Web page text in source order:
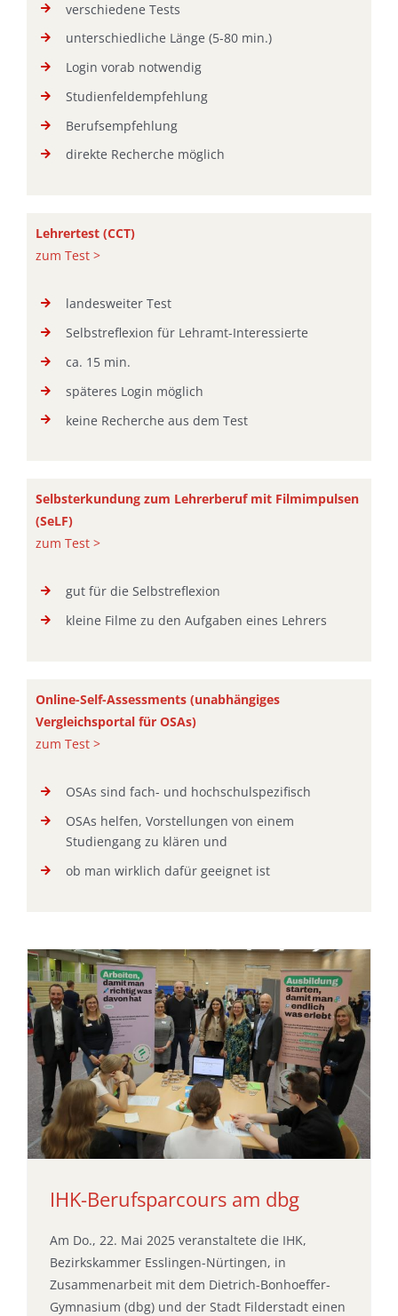
verschiedene Tests
unterschiedliche Länge (5-80 min.)
Login vorab notwendig
Studienfeldempfehlung
Berufsempfehlung
direkte Recherche möglich
Lehrertest (CCT)
zum Test >
landesweiter Test
Selbstreflexion für Lehramt-Interessierte
ca. 15 min.
späteres Login möglich
keine Recherche aus dem Test
Selbsterkundung zum Lehrerberuf mit Filmimpulsen
(SeLF)
zum Test >
gut für die Selbstreflexion
kleine Filme zu den Aufgaben eines Lehrers
Online-Self-Assessments (unabhängiges
Vergleichsportal für OSAs)
zum Test >
OSAs sind fach- und hochschulspezifisch
OSAs helfen, Vorstellungen von einem
Studiengang zu klären und
ob man wirklich dafür geeignet ist
IHK-Berufsparcours am dbg
Am Do., 22. Mai 2025 veranstaltete die IHK,
Bezirkskammer Esslingen-Nürtingen, in
Zusammenarbeit mit dem Dietrich-Bonhoeffer-
Gymnasium (dbg) und der Stadt Filderstadt einen